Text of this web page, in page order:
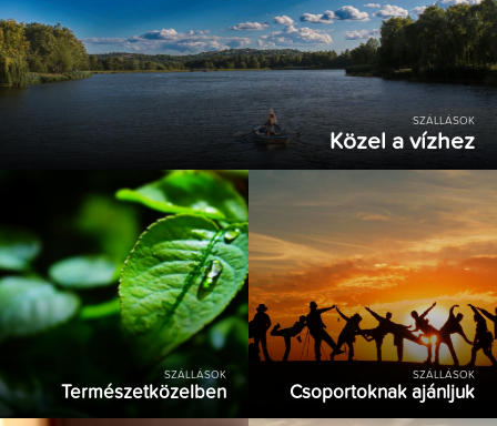
SZÁLLÁSOK
Közel a vízhez
SZÁLLÁSOK
Természetközelben
SZÁLLÁSOK
Csoportoknak ajánljuk